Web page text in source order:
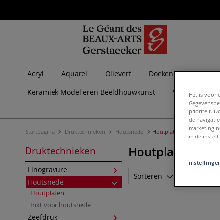
Acryl Aquarel Olieverf Doeken en lijsten
Keramiek Modelleren Beeldhouwkunst
Startpagina Druktechnieken Houtsnede Houtplaten
Druktechnieken
Linogravure
Houtsnede
Houtplaten
Inkt voor houtsnede
Zeefdruk
Houtplaten
Sorteren
Het is voor
prioriteit.
de
in de